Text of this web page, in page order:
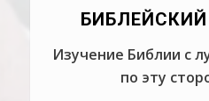
Изучение Библии с
по эту